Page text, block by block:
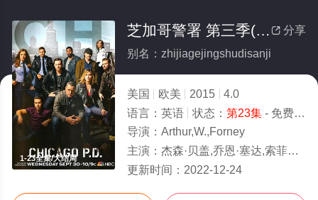
1-23全集/大结局
 分享
芝加哥警署 第三季(全集)
别名：zhijiagejingshudisanji
美国 欧美 2015
4.0
语言： 英语 状态： 第23集- 免费在线观看
导演： Arthur,W.,Forney
主演： 杰森·贝盖,乔恩·塞达,索菲亚·布什,杰西·李·索弗,帕特里克·约翰·弗吕格,玛瑞娜·斯奎尔西亚提,
更新时间： 2022-12-24